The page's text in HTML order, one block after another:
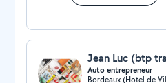
Jean Luc (btp
Auto entrepreneur